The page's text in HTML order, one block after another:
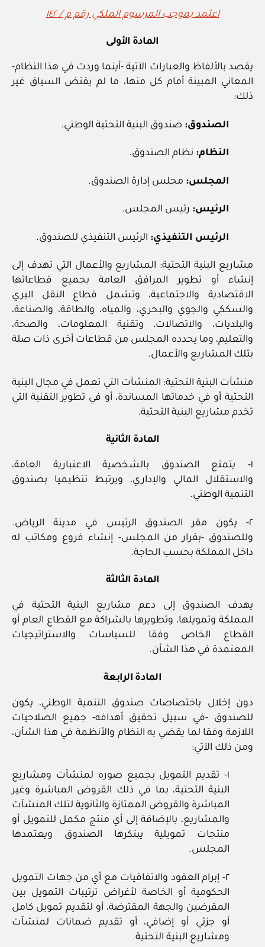
اعتمد بموجب المرسوم الملكي رقم م / ١٤٢
المادة الأولى
يقصد بالألفاظ والعبارات الآتية -أينما وردت في هذا النظام-
المعاني المبينة أمام كل منها، ما لم يقتض السياق غير
ذلك:
الصندوق: صندوق البنية التحتية الوطني.
النظام: نظام الصندوق.
المجلس: مجلس إدارة الصندوق.
الرئيس: رئيس المجلس.
الرئيس التنفيذي: الرئيس التنفيذي للصندوق.
مشاريع البنية التحتية: المشاريع والأعمال التي تهدف إلى
إنشاء أو تطوير المرافق العامة بجميع قطاعاتها
الاقتصادية والاجتماعية، وتشمل قطاع النقل البري
والسككي والجوي والبحري، والمياه، والطاقة، والصناعة،
والبلديات، والاتصالات، وتقنية المعلومات، والصحة،
والتعليم، وما يحدده المجلس من قطاعات أخرى ذات صلة
بتلك المشاريع والأعمال.
منشآت البنية التحتية: المنشآت التي تعمل في مجال البنية
التحتية أو في خدماتها المساندة، أو في تطوير التقنية التي
تخدم مشاريع البنية التحتية.
المادة الثانية
١- يتمتع الصندوق بالشخصية الاعتبارية العامة،
والاستقلال المالي والإداري، ويرتبط تنظيميا بصندوق
التنمية الوطني.
٢- يكون مقر الصندوق الرئيس في مدينة الرياض.
وللصندوق -بقرار من المجلس- إنشاء فروع ومكاتب له
داخل المملكة بحسب الحاجة.
المادة الثالثة
يهدف الصندوق إلى دعم مشاريع البنية التحتية في
المملكة وتمويلها، وتطويرها بالشراكة مع القطاع العام أو
القطاع الخاص وفقا للسياسات والاستراتيجيات
المعتمدة في هذا الشأن.
المادة الرابعة
دون إخلال باختصاصات صندوق التنمية الوطني، يكون
للصندوق -في سبيل تحقيق أهدافه- جميع الصلاحيات
اللازمة وفقا لما يقضي به النظام والأنظمة في هذا الشأن،
ومن ذلك الآتي:
١- تقديم التمويل بجميع صوره لمنشآت ومشاريع
البنية التحتية، بما في ذلك القروض المباشرة وغير
المباشرة والقروض الممتازة والثانوية لتلك المنشآت
والمشاريع، بالإضافة إلى أي منتج مكمل للتمويل أو
منتجات تمويلية يبتكرها الصندوق ويعتمدها
المجلس.
٢- إبرام العقود والاتفاقيات مع أي من جهات التمويل
الحكومية أو الخاصة لأغراض ترتيبات التمويل بين
المقرضين والجهة المقترضة، أو لتقديم تمويل كامل
أو جزئي أو إضافي، أو تقديم ضمانات لمنشآت
ومشاريع البنية التحتية.